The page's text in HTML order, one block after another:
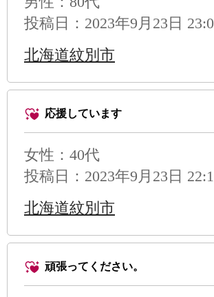
投稿日：2023年9月23日
北海道紋別市
応援しています
女性：40代
投稿日：2023年9月23日
北海道紋別市
頑張ってください。